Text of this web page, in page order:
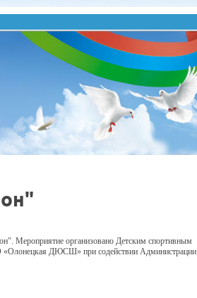
Мероприятие организовано Детским спортивным
ДЮСШ» при содействии Администрации